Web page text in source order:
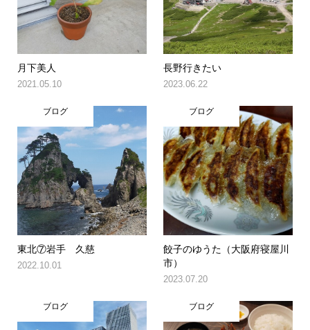
月下美人
2021.05.10
長野行きたい
2023.06.22
ブログ
東北⑦岩手 久慈
2022.10.01
ブログ
餃子のゆうた（大阪府寝屋川
市）
2023.07.20
ブログ ブログ